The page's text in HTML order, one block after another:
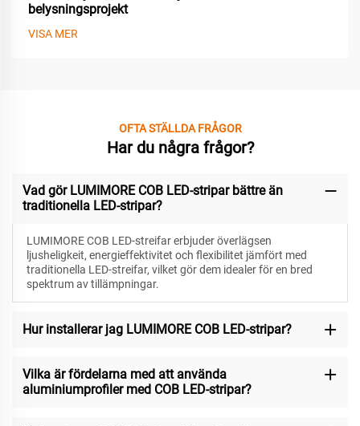
belysningsprojekt
VISA MER
OFTA STÄLLDA FRÅGOR
Har du några frågor?
Vad gör LUMIMORE COB LED-stripar bättre än
traditionella LED-stripar?
LUMIMORE COB LED-streifar erbjuder överlägsen
ljusheligkeit, energieffektivitet och flexibilitet jämfört med
traditionella LED-streifar, vilket gör dem idealer för en bred
spektrum av tillämpningar.
Hur installerar jag LUMIMORE COB LED-stripar?
Vilka är fördelarna med att använda
aluminiumprofiler med COB LED-stripar?